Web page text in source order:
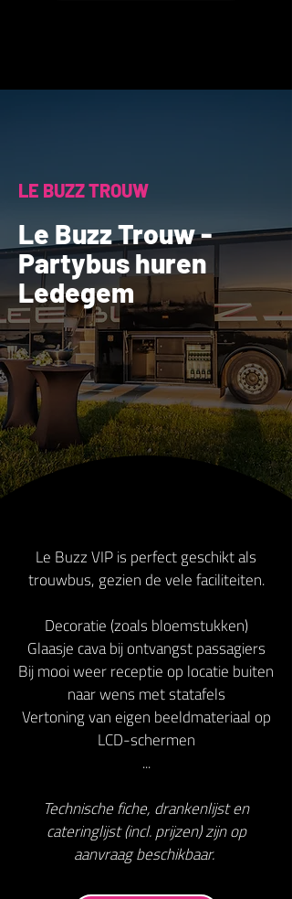
LE BUZZ TROUW
Le Buzz Trouw -
Partybus huren
Ledegem
Le Buzz VIP is perfect geschikt als
trouwbus, gezien de vele faciliteiten.
Decoratie (zoals bloemstukken)
Glaasje cava bij ontvangst passagiers
Bij mooi weer receptie op locatie buiten
naar wens met statafels
Vertoning van eigen beeldmateriaal op
LCD-schermen
...
Technische fiche, drankenlijst en
cateringlijst (incl. prijzen) zijn op
aanvraag beschikbaar.